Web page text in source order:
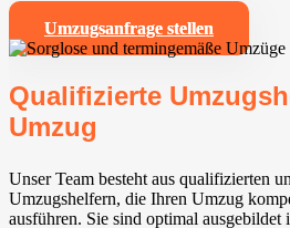
Umzugsanfrage stellen
Qualifizierte
Umzug
Unser Team besteht aus qualifizierten
Umzugshelfern, die Ihren Umzug
ausführen. Sie sind optimal ausgebildet